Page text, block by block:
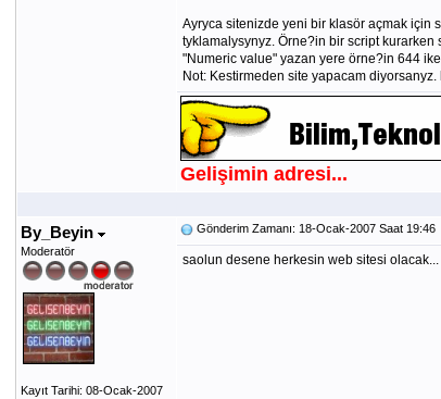
Ayryca sitenizde yeni bir klasör açmak için
tyklamalysynyz. Örne?in bir script
"Numeric value" yazan yere örne?in 644
Not: Kestirmeden site yapacam
Gelişimin adresi...
By_Beyin
Moderatör
Kayıt Tarihi: 08-Ocak-2007
Gönderim Zamanı: 18-Ocak-2007 Saat 19:46
saolun desene herkesin web sitesi olacak...